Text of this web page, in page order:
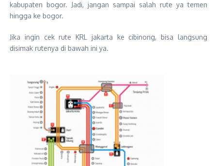
kabupaten bogor. Jadi, jangan sampai salah rute ya temen
hingga ke bogor.
Jika ingin cek rute KRL jakarta ke cibinong, bisa langsung
disimak rutenya di bawah ini ya.